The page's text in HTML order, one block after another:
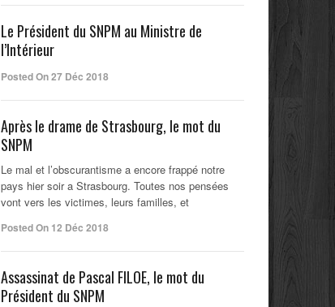
Le Président du SNPM au Ministre de
l’Intérieur
Posted On 27 Déc 2018
Après le drame de Strasbourg, le mot du
SNPM
Le mal et l’obscurantisme a encore frappé notre
pays hier soir a Strasbourg. Toutes nos pensées
vont vers les victimes, leurs familles, et
Posted On 12 Déc 2018
Assassinat de Pascal FILOE, le mot du
Président du SNPM